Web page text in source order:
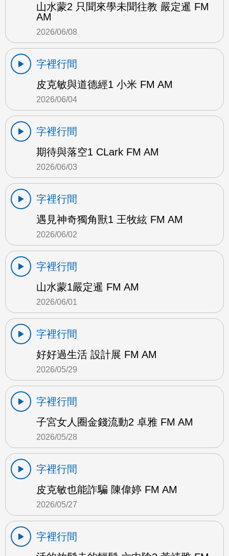
山水蒙2 只聞來學未聞往教 嚴定暹 FM
AM
2026/06/08
字裡行間
皮克敏與道德經1 小米 FM AM
2026/06/04
字裡行間
期待與落空1 CLark FM AM
2026/06/03
字裡行間
遇見神奇獨角獸1 王牧絃 FM AM
2026/06/02
字裡行間
山水蒙1嚴定暹 FM AM
2026/06/01
字裡行間
好好過生活 設計展 FM AM
2026/05/29
字裡行間
子宮女人圈金錢流動2 卓雅 FM AM
2026/05/28
字裡行間
皮克敏也能詐騙 陳偉婷 FM AM
2026/05/27
字裡行間